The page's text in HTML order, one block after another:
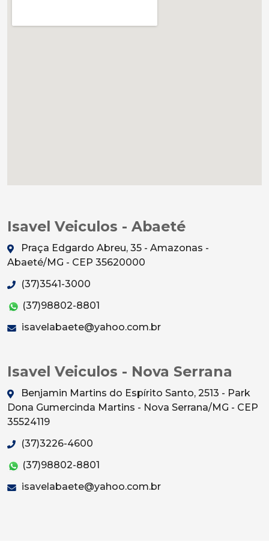
Isavel Veiculos - Abaeté
Praça Edgardo Abreu, 35 - Amazonas -
Abaeté/MG - CEP 35620000
(37)3541-3000
(37)98802-8801
isavelabaete@yahoo.com.br
Isavel Veiculos - Nova Serrana
Benjamin Martins do Espírito Santo, 2513 - Park
Dona Gumercinda Martins - Nova Serrana/MG - CEP
35524119
(37)3226-4600
(37)98802-8801
isavelabaete@yahoo.com.br